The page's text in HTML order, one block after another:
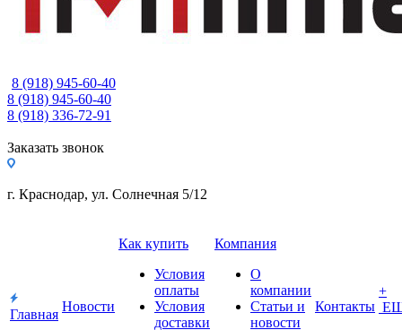
8 (918) 945-60-40
8 (918) 945-60-40
8 (918) 336-72-91
Заказать звонок
г. Краснодар, ул. Солнечная 5/12
Главная
Новости
Как купить
Условия
оплаты
Условия
доставки
Компания
О
компании
Статьи и
новости
Контакты
+